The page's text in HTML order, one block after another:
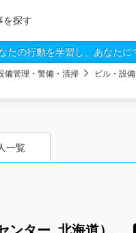
を探す
たの行動を学習し、あなたに
備管理・警備・清掃 ビル・設
一覧